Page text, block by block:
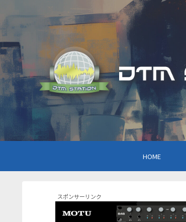
HOME
スポンサーリンク